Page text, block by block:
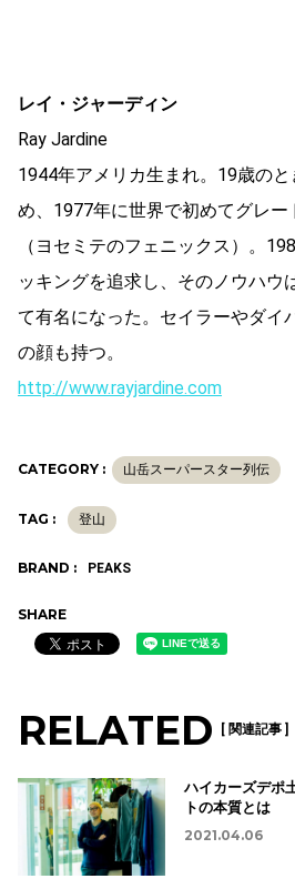
レイ・ジャーディン
Ray Jardine
1944年アメリカ生まれ。19歳の
め、1977年に世界で初めてグレー
（ヨセミテのフェニックス）。
ッキングを追求し、そのノウハウ
て有名になった。セイラーやダイ
の顔も持つ。
http://www.rayjardine.com
CATEGORY : 山岳スーパースター列伝
TAG : 登山
BRAND : PEAKS
SHARE
RELATED [ 関連記事 ]
ハイカーズデポ
トの本質とは
2021.04.06